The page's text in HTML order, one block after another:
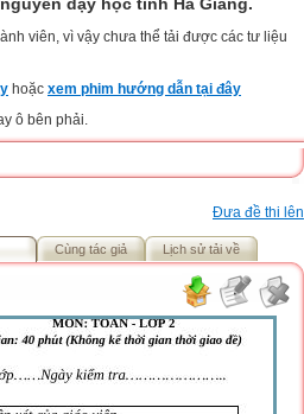
viên, vì vậy chưa thể tải được các tư liệu
hoặc xem phim hướng dẫn tại đây
ô bên phải.
Đưa đề thi lên
Cùng tác giả Lịch sử tải về